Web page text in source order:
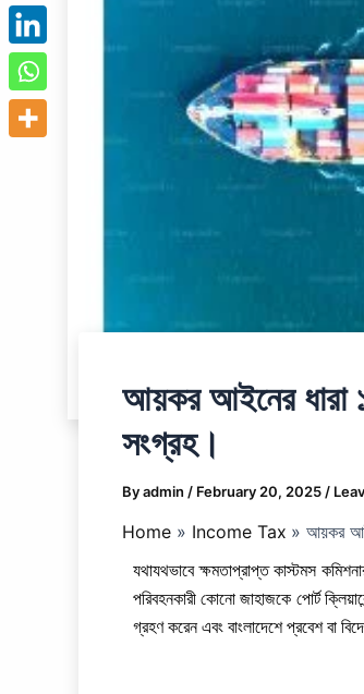
আয়কর আইনের ধারা
সংগ্রহ।
Byadmin / February 20, 2025/
Home Income Tax আয়কর
যথাযথভাবে ক্ষমতাপ্রাপ্ত কাস্টমস
পরিবহনকারী কোনো জাহাজকে পোর্ট
গ্রহণ করেন এবং বাংলাদেশে প্রবেশ বা